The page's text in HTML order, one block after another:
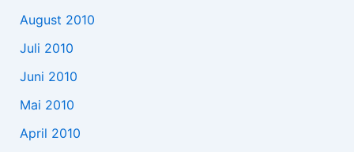
August 2010
Juli 2010
Juni 2010
Mai 2010
April 2010